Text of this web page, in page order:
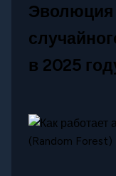
Эволюция
в 2025